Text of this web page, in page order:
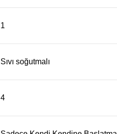
1
Sıvı soğutmalı
4